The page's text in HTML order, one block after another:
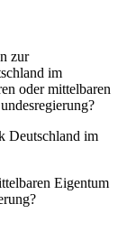
zur
im
oder mittelbaren
Deutschland im
Eigentum